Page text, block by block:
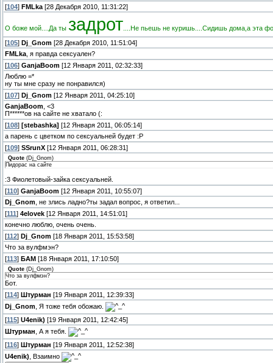
[104] FMLka [28 Декабря 2010, 11:31:22]
О боже мой....Да ты задрот ....Не пьешь не куришь....Сидишь дома,а эта
[105] Dj_Gnom [28 Декабря 2010, 11:51:04]
FMLka , я правда сексуален?
[106] GanjaBoom [12 Января 2011, 02:32:33]
Люблю =*
ну ты мне сразу не понравился)
[107] Dj_Gnom [12 Января 2011, 04:25:10]
GanjaBoom , <3
П******ов на сайте не хватало (:
[108] [stebashka] [12 Января 2011, 06:05:14]
а парень с цветком по сексуальней будет :P
[109] SSrunX [12 Января 2011, 06:28:31]
Quote (Dj_Gnom)
Пидорас на сайте
:3 Фиолетовый-зайка сексуальней.
[110] GanjaBoom [12 Января 2011, 10:55:07]
Dj_Gnom , не злись ладно?ты задал вопрос, я ответил...
[111 ] 4elovek [12 Января 2011, 14:51:01]
конечно люблю, очень очень.
[112] Dj_Gnom [18 Января 2011, 15:53:58]
Что за вулфмэн?
[113] БАМ [18 Января 2011, 17:10:50]
Quote (Dj_Gnom)
Что за вулфмэн?
Бот.
[114] Штурман [19 Января 2011, 12:39:33]
Dj_Gnom , Я тоже тебя обожаю.
[115] U4enik) [19 Января 2011, 12:42:45]
Штурман , А я тебя.
[116] Штурман [19 Января 2011, 12:52:38]
U4enik) , Взаимно